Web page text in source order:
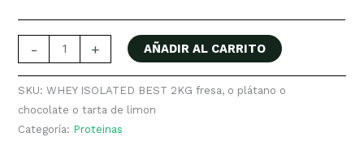
- + AÑADIR AL CARRITO
SKU:WHEY ISOLATED BEST 2KG fresa, o plátano o
chocolate o tarta de limon
Categoría: Proteinas